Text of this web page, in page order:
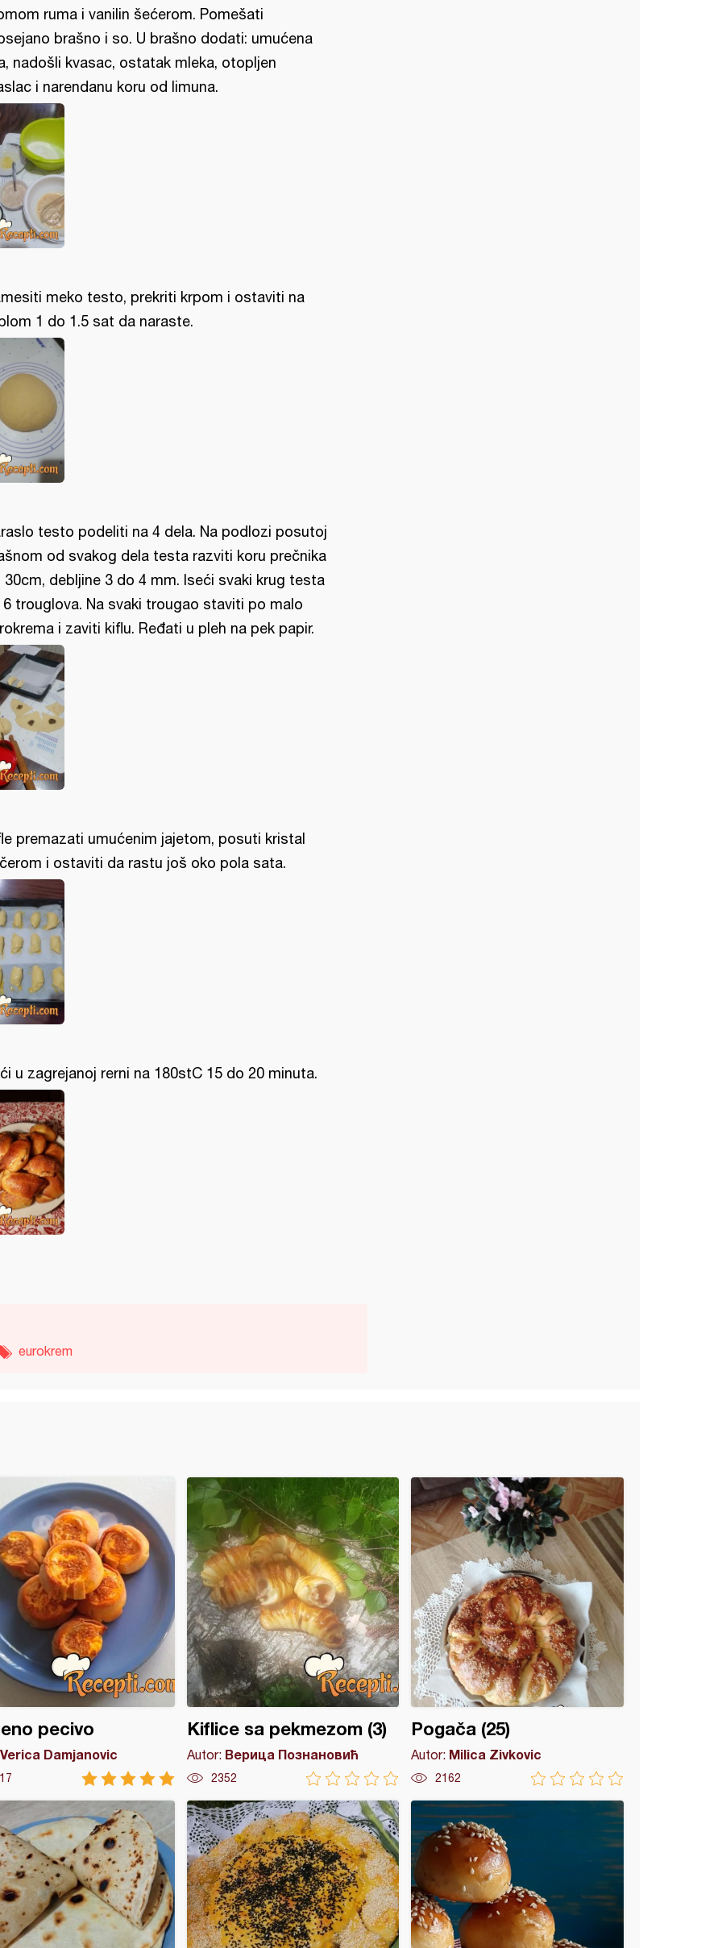
ruma i vanilin šećerom. Pomešati
brašno i so. U brašno dodati: umućena
nadošli kvasac, ostatak mleka, otopljen
i narendanu koru od limuna.
meko testo, prekriti krpom i ostaviti na
1 do 1.5 sat da naraste.
testo podeliti na 4 dela. Na podlozi posutoj
od svakog dela testa razviti koru prečnika
30cm, debljine 3 do 4 mm. Iseći svaki krug testa
6 trouglova. Na svaki trougao staviti po malo
i zaviti kiflu. Ređati u pleh na pek papir.
premazati umućenim jajetom, posuti kristal
i ostaviti da rastu još oko pola sata.
u zagrejanoj rerni na 180stC 15 do 20 minuta.
eurokrem
pecivo
Verica Damjanovic
Kiflice sa pekmezom (3)
Autor: Верица Познановић
2352
Pogača (25)
Autor: Milica Zivkovic
2162